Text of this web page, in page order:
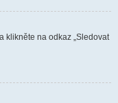
klikněte na odkaz „Sledovat